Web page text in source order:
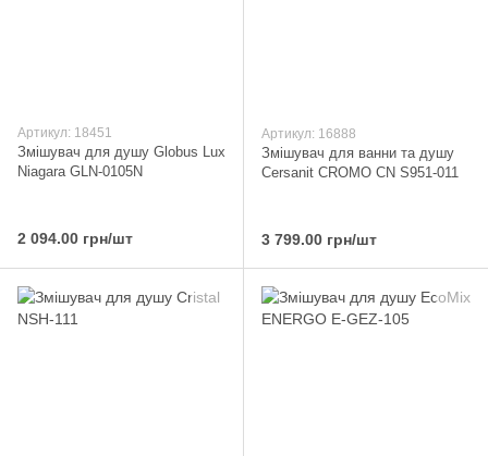
Артикул: 18451
Змішувач для душу Globus Lux
Niagara GLN-0105N
2 094.00 грн/шт
Артикул: 16888
Змішувач для ванни та душу
Cersanit CROMO CN S951-011
3 799.00 грн/шт